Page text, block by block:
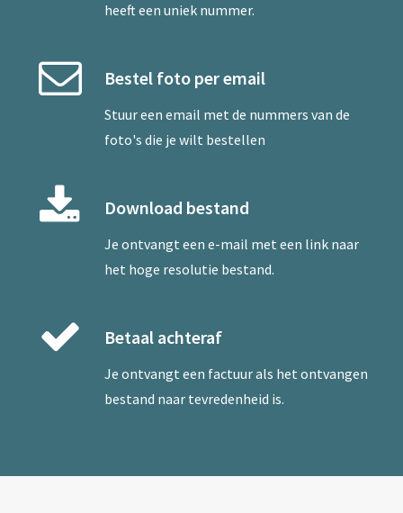
heeft een uniek nummer.
Bestel foto per email
Stuur een email met de nummers van de
foto's die je wilt bestellen
Download bestand
Je ontvangt een e-mail met een link naar
het hoge resolutie bestand.
Betaal achteraf
Je ontvangt een factuur als het ontvangen
bestand naar tevredenheid is.